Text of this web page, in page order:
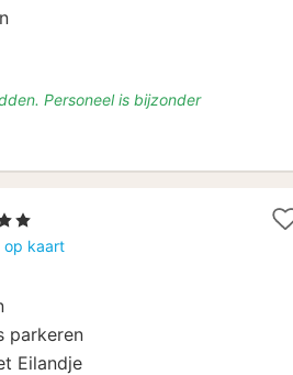
Personeel is bijzonder
op kaart
parkeren
Eilandje